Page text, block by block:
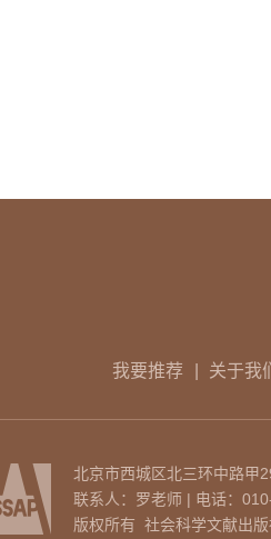
我要推荐 关于我们
北京市西城区北三环中路甲
联系人：罗老师 | 电话：
版权所有 社会科学文献出